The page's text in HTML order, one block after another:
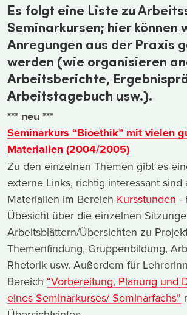
Es folgt eine Liste zu
Seminarkursen; hier können
Anregungen aus der Praxis
werden (wie organisieren
Arbeitsberichte,
Arbeitstagebuch usw.).
*** neu ***
Seminarkurs “Bioethik” mit vielen
Materialien (2004/2005)
Zu den einzelnen Themen gibt es
externe Links, richtig interessant sind
Materialien im Bereich Kursstunden -
Übesicht über die einzelnen
Arbeitsblättern/Übersichten zu
Themenfindung, Gruppenbildung,
Rhetorik usw. Außerdem für
Bereich “Vorbereitung, Planung und
eines Seminarkurses/ Seminarfachs”